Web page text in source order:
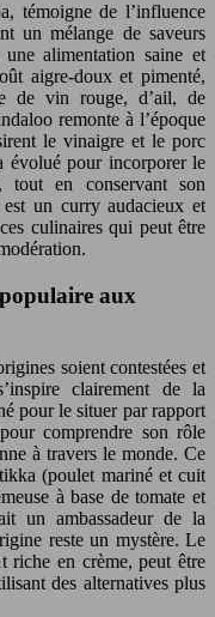
témoigne de l’influence
un mélange de saveurs
alimentation saine et
aigre-doux et pimenté,
de vin rouge, d’ail, de
remonte à l’époque
le vinaigre et le porc
pour incorporer le
tout en conservant son
un curry audacieux et
culinaires qui peut être
aux
soient contestées et
clairement de la
pour le situer par rapport
comprendre son rôle
à travers le monde. Ce
(poulet mariné et cuit
à base de tomate et
un ambassadeur de la
reste un mystère. Le
riche en crème, peut être
des alternatives plus